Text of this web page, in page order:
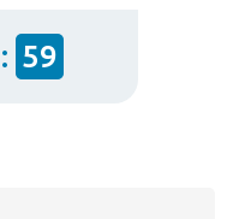
: 59